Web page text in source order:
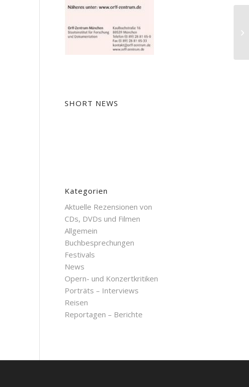
SHORT NEWS
Kategorien
Aktuelle Rezensionen von
CDs, DVDs und Filmen
Allgemein
Buchbesprechungen
Festivals
News
Opern- und Konzertkritiken
Porträts – Interviews
Reisen
Reportagen – Berichte